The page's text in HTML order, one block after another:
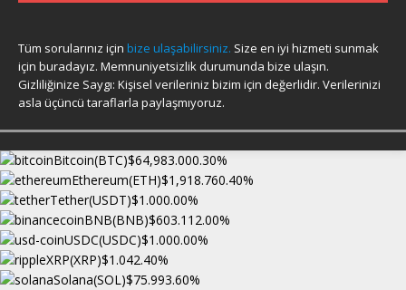
Tüm sorularınız için bize ulaşabilirsiniz. Size en iyi hizmeti sunmak
için buradayız. Memnuniyetsizlik durumunda bize ulaşın.
Gizliliğinize Saygı: Kişisel verileriniz bizim için değerlidir. Verilerinizi
asla üçüncü taraflarla paylaşmıyoruz.
Bitcoin(BTC)$64,983.000.30%
Ethereum(ETH)$1,918.760.40%
Tether(USDT)$1.000.00%
BNB(BNB)$603.11 2.00%
USDC(USDC)$1.000.00%
XRP(XRP)$1.042.40%
Solana(SOL)$75.993.60%